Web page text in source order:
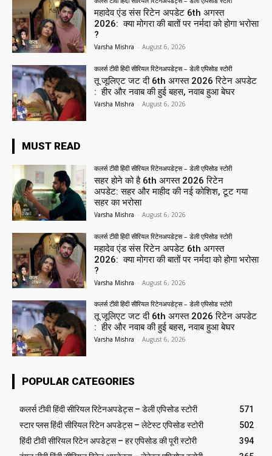
महादेव एंड संस रिटेन अपडेट 6th अगस्त
2026: क्या मोगरा की बातों पर नर्मदा को होगा भरोसा
?
Varsha Mishra - August 6, 2026
कलर्स टीवी हिंदी सीरियल रिटेनअपडेट्स – डेली एपिसोड स्टोरी
तू जूलिएट जट दी 6th अगस्त 2026 रिटेन अपडेट
: हीर और नवाब की हुई बहस, नवाब हुआ बेघर
Varsha Mishra - August 6, 2026
MUST READ
कलर्स टीवी हिंदी सीरियल रिटेनअपडेट्स – डेली एपिसोड स्टोरी
सहर होने को है 6th अगस्त 2026 रिटेन
अपडेट: सहर और माहीद की नई कोशिश, टूट गया
सहर का भरोसा
Varsha Mishra - August 6, 2026
कलर्स टीवी हिंदी सीरियल रिटेनअपडेट्स – डेली एपिसोड स्टोरी
महादेव एंड संस रिटेन अपडेट 6th अगस्त
2026: क्या मोगरा की बातों पर नर्मदा को होगा भरोसा
?
Varsha Mishra - August 6, 2026
कलर्स टीवी हिंदी सीरियल रिटेनअपडेट्स – डेली एपिसोड स्टोरी
तू जूलिएट जट दी 6th अगस्त 2026 रिटेन अपडेट
: हीर और नवाब की हुई बहस, नवाब हुआ बेघर
Varsha Mishra - August 6, 2026
POPULAR CATEGORIES
कलर्स टीवी हिंदी सीरियल रिटेनअपडेट्स – डेली एपिसोड स्टोरी
571
स्टार प्लस हिंदी सीरियल रिटेन अपडेट्स – लेटेस्ट एपिसोड स्टोरी
502
हिंदी टीवी सीरियल रिटेन अपडेट्स – हर एपिसोड की पूरी स्टोरी
394